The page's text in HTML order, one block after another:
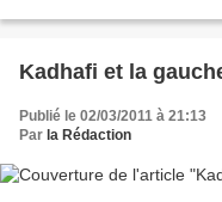
Kadhafi et la
Publié le 02/03/2011 à 21:13
Par la Rédaction